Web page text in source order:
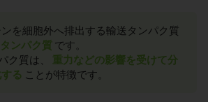
を細胞外へ排出する輸送タンパク質
ンパク質 です。
ク質は、
重力などの影響を受けて分
る ことが特徴です。